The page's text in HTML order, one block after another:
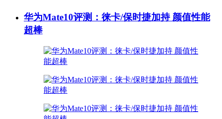
华为Mate10评测：徕卡/保时捷加持 颜值性能
超棒